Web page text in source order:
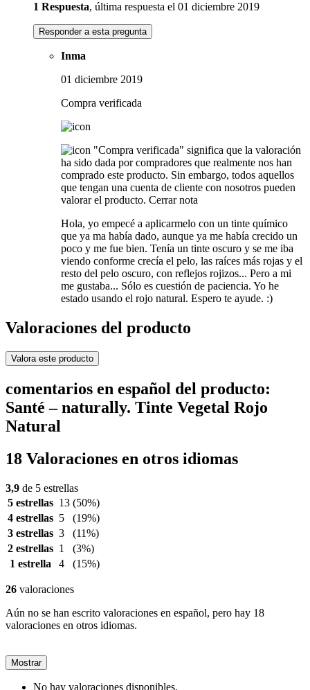
1 Respuesta, última respuesta el 01 diciembre 2019
Responder a esta pregunta
Inma
01 diciembre 2019
Compra verificada
"Compra verificada" significa que la valoración
ha sido dada por compradores que realmente nos han
comprado este producto. Sin embargo, todos aquellos
que tengan una cuenta de cliente con nosotros pueden
valorar el producto. Cerrar nota
Hola, yo empecé a aplicarmelo con un tinte químico
que ya ma había dado, aunque ya me había crecido un
poco y me fue bien. Tenía un tinte oscuro y se me iba
viendo conforme crecía el pelo, las raíces más rojas y el
resto del pelo oscuro, con reflejos rojizos... Pero a mi
me gustaba... Sólo es cuestión de paciencia. Yo he
estado usando el rojo natural. Espero te ayude. :)
Valoraciones del producto
Valora este producto
comentarios en español del producto:
Santé – naturally. Tinte Vegetal Rojo
Natural
18 Valoraciones en otros idiomas
3,9 de 5 estrellas
5 estrellas 13 (50%)
4 estrellas 5
(19%)
3 estrellas 3
(11%)
2 estrellas 1
(3%)
1 estrella
4 (15%)
26 valoraciones
Aún no se han escrito valoraciones en español, pero hay 18
valoraciones en otros idiomas.
Mostrar
No hay valoraciones disponibles.